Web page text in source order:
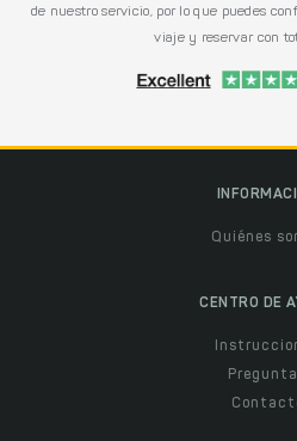
de nuestro servicio, por lo que puedes
viaje y reservar con
Quiénes
CENTRO DE